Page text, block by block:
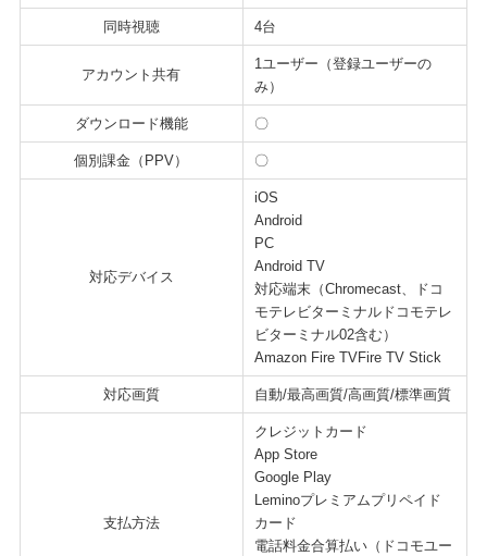
同時視聴 4台
アカウント共有
1ユーザー（登録ユーザーの
み）
ダウンロード機能 〇
個別課金（PPV） 〇
対応デバイス
iOS
Android
PC
Android TV
対応端末（Chromecast、ドコ
モテレビターミナルドコモテレ
ビターミナル02含む）
Amazon Fire TVFire TV Stick
対応画質 自動/最高画質/高画質/標準画質
支払方法
クレジットカード
App Store
Google Play
Leminoプレミアムプリペイド
カード
電話料金合算払い（ドコモユー